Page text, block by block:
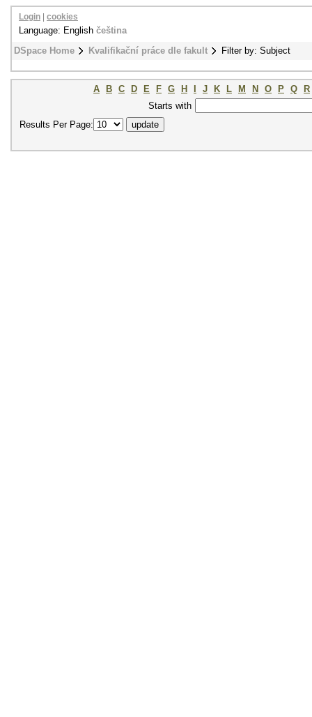
DSpace Home Kvalifikační práce dle fakult Filter by: Subject
Login cookies
Language: English čeština
A B C D E F G H J K L M N O P Q
R
Starts with
Results Per Page: